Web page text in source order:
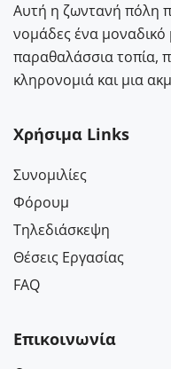
Αυτή η ζωντανή πόλη
νομάδες ένα μοναδικό
παραθαλάσσια τοπία,
κληρονομιά και μια
Χρήσιμα Links
Συνομιλίες
Φόρουμ
Τηλεδιάσκεψη
Θέσεις Εργασίας
FAQ
Επικοινωνία